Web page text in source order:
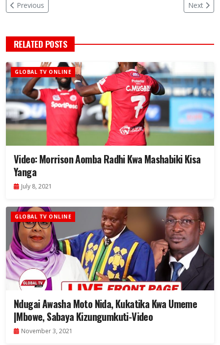
Previous Next
RELATED POSTS
GLOBAL TV ONLINE
Video: Morrison Aomba Radhi Kwa Mashabiki Kisa
Yanga
July 8, 2021
GLOBAL TV ONLINE
Ndugai Awasha Moto Nida, Kukatika Kwa Umeme
|Mbowe, Sabaya Kizungumkuti-Video
November 3, 2021